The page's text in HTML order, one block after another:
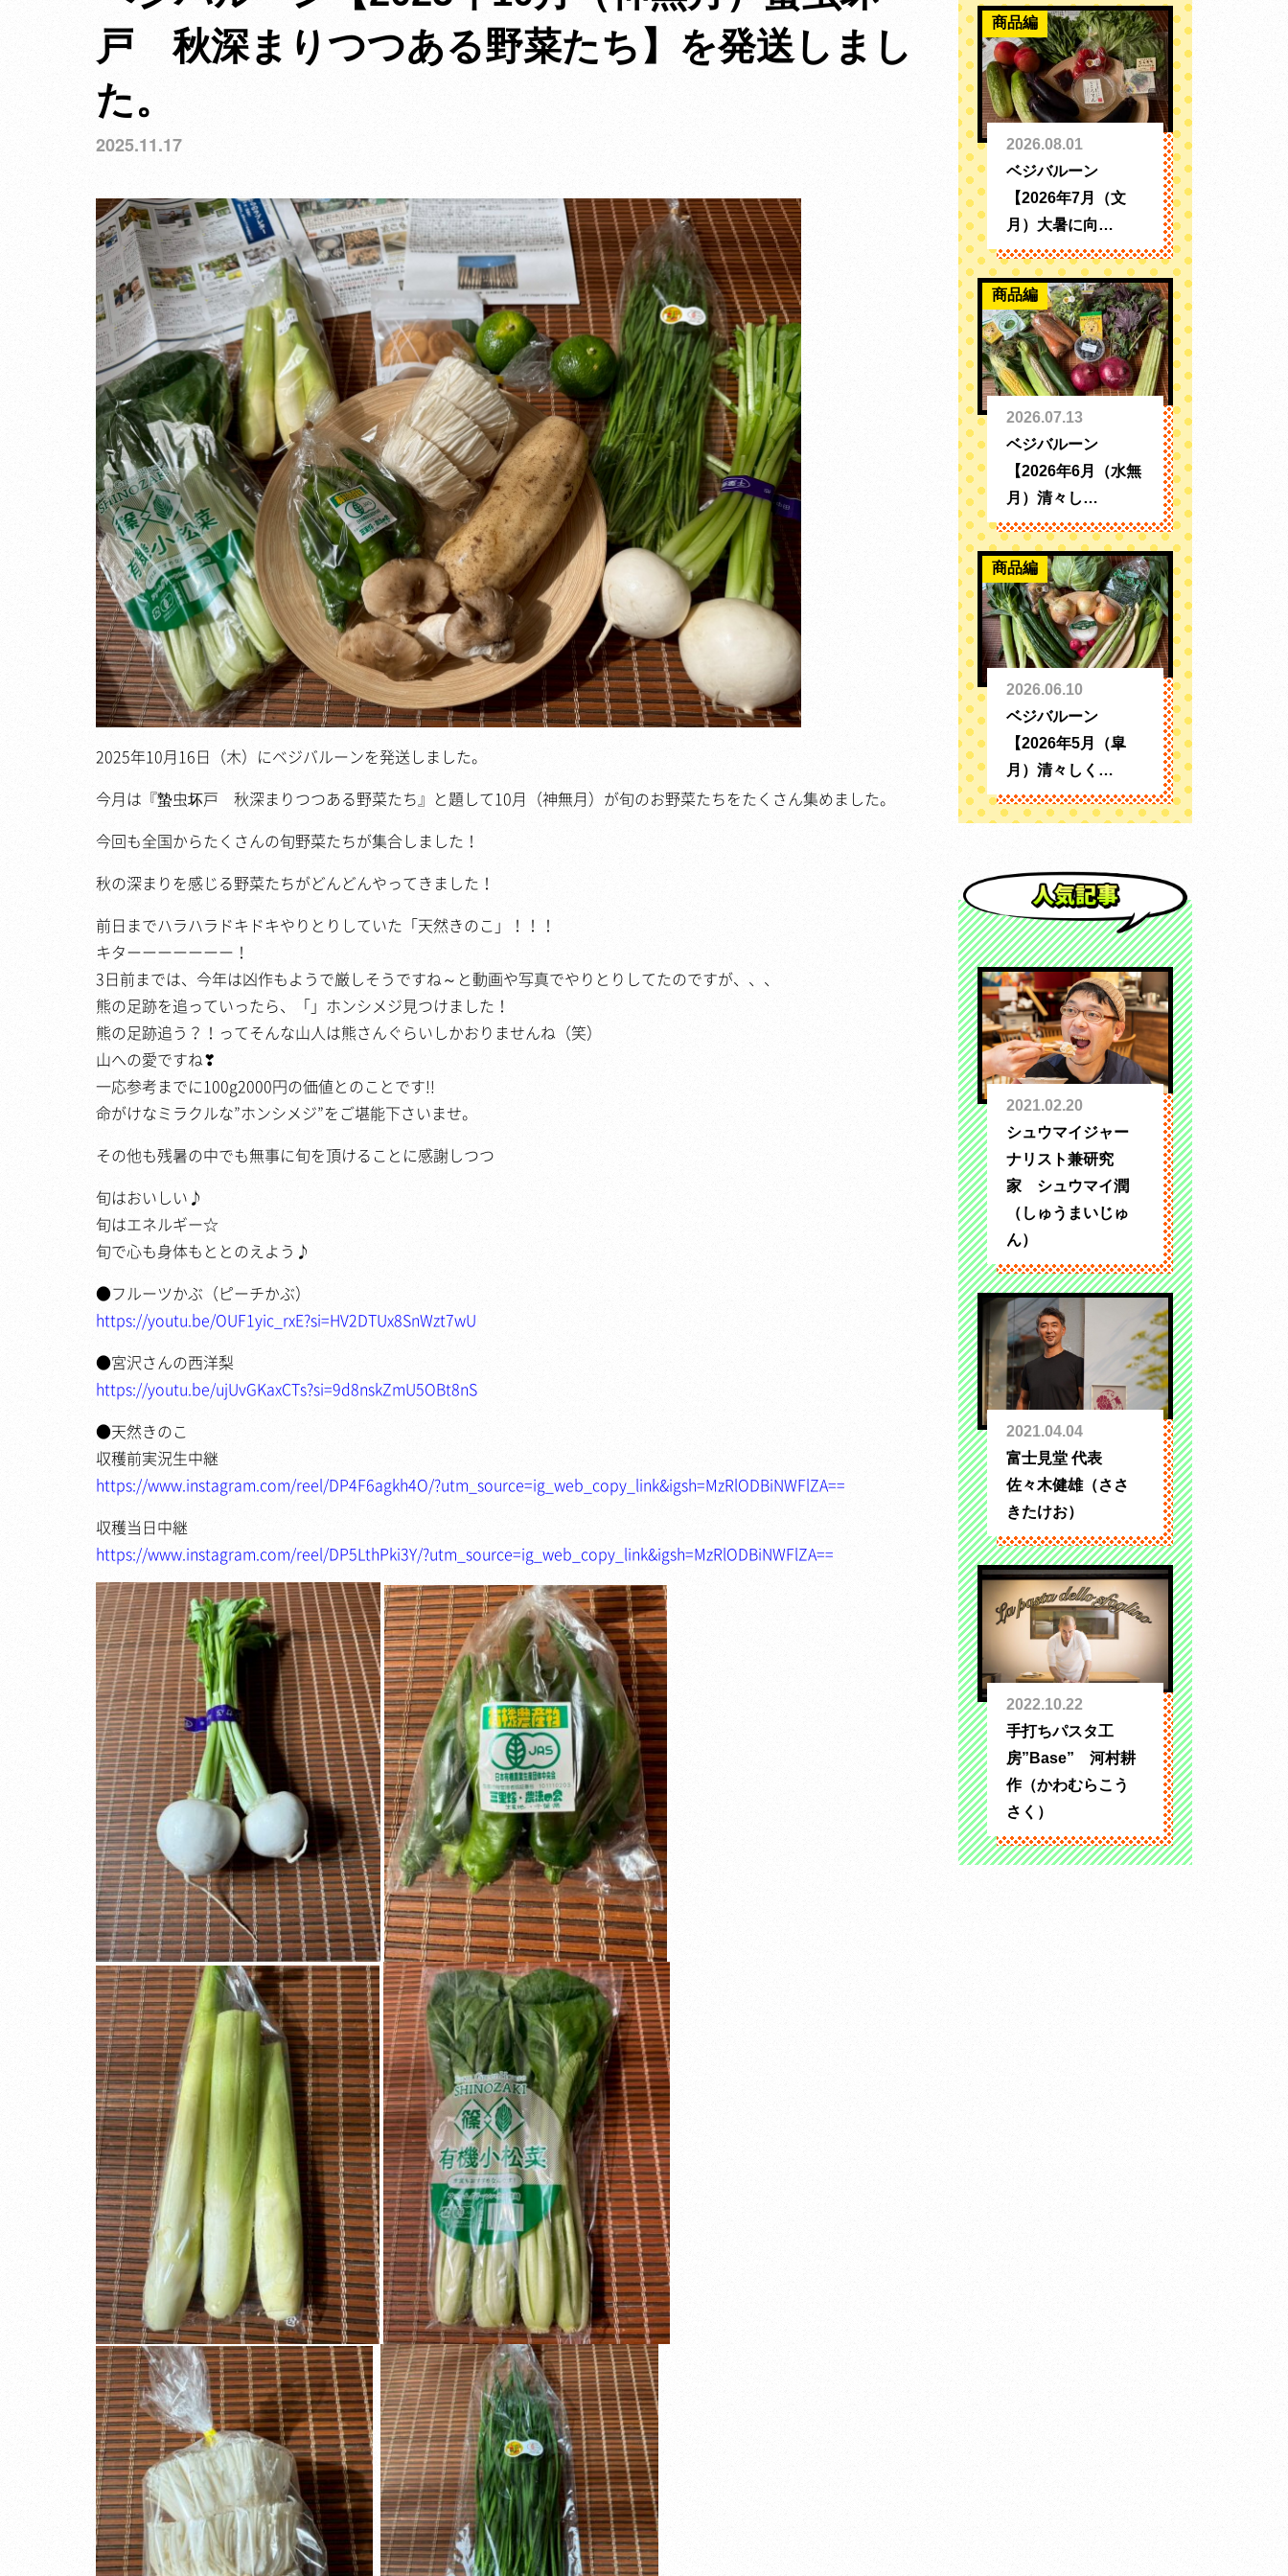
戸 秋深まりつつある野菜たち】を発送しまし
た。
2025.11.17
2025年10月16日（木）にベジバルーンを発送しました。
今月は『蟄虫坏戸 秋深まりつつある野菜たち』と題して10月（神無月）が旬のお野菜たちをたくさん集めました。
今回も全国からたくさんの旬野菜たちが集合しました！
秋の深まりを感じる野菜たちがどんどんやってきました！
前日までハラハラドキドキやりとりしていた「天然きのこ」！！！
キターーーーーーー！
3日前までは、今年は凶作もようで厳しそうですね～と動画や写真でやりとりしてたのですが、、、
熊の足跡を追っていったら、「」ホンシメジ見つけました！
熊の足跡追う？！ってそんな山人は熊さんぐらいしかおりませんね（笑）
山への愛ですね❣
一応参考までに100g2000円の価値とのことです!!
命がけなミラクルな”ホンシメジ”をご堪能下さいませ。
その他も残暑の中でも無事に旬を頂けることに感謝しつつ
旬はおいしい♪
旬はエネルギー☆
旬で心も身体もととのえよう♪
●フルーツかぶ（ピーチかぶ）
https://youtu.be/OUF1yic_rxE?si=HV2DTUx8SnWzt7wU
●宮沢さんの西洋梨
https://youtu.be/ujUvGKaxCTs?si=9d8nskZmU5OBt8nS
●天然きのこ
収穫前実況生中継
https://www.instagram.com/reel/DP4F6agkh4O/?utm_source=ig_web_copy_link&igsh=MzRlODBiNWFlZA==
収穫当日中継
https://www.instagram.com/reel/DP5LthPki3Y/?utm_source=ig_web_copy_link&igsh=MzRlODBiNWFlZA==
商品編
2026.08.01
ベジバルーン
【2026年7月（文
月）大暑に向…
商品編
2026.07.13
ベジバルーン
【2026年6月（水無
月）清々し…
商品編
2026.06.10
ベジバルーン
【2026年5月（皐
月）清々しく…
2021.02.20
シュウマイジャー
ナリスト兼研究
家 シュウマイ潤
（しゅうまいじゅ
ん）
2021.04.04
富士見堂 代表
佐々木健雄（ささ
きたけお）
2022.10.22
手打ちパスタ工
房”Base” 河村耕
作（かわむらこう
さく）